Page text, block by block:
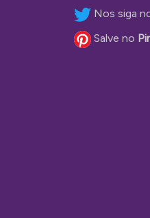
Nos siga
Salve no